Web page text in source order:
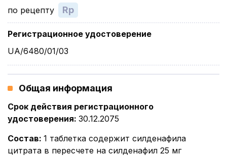
по рецепту
Rp
Регистрационное удостоверение
UA/6480/01/03
Общая информация
Срок действия регистрационного
удостоверения: 30.12.2075
Состав: 1 таблетка содержит силденафила
цитрата в пересчете на силденафил 25 мг